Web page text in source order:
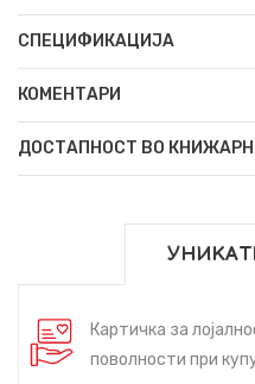
СПЕЦИФИКАЦИЈА
КОМЕНТАРИ
ДОСТАПНОСТ ВО
Картичка за
поволности при